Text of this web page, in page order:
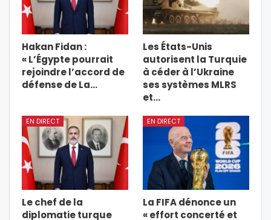
Hakan Fidan :
« L’Égypte pourrait
rejoindre l’accord de
défense de La…
Les États-Unis
autorisent la Turquie
à céder à l’Ukraine
ses systèmes MLRS
et…
EN DIRECT
Le chef de la
diplomatie turque
EN DIRECT
La FIFA dénonce un
« effort concerté et